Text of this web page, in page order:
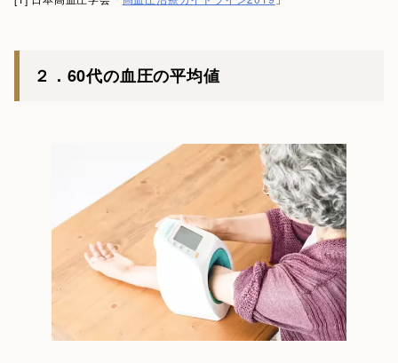
２．60代の血圧の平均値